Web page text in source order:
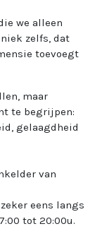
we alleen
zelfs, dat
toevoegt
maar
te begrijpen:
gelaagdheid
van
eens langs
tot 20:00u.